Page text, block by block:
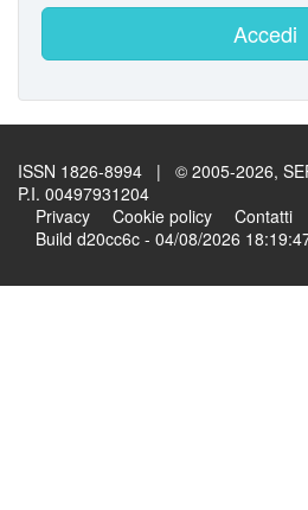
Accedi
ISSN 1826-8994 | © 2005-2026,
P.I. 00497931204
Privacy
Cookie policy
Contatti
Build d20cc6c - 04/08/2026